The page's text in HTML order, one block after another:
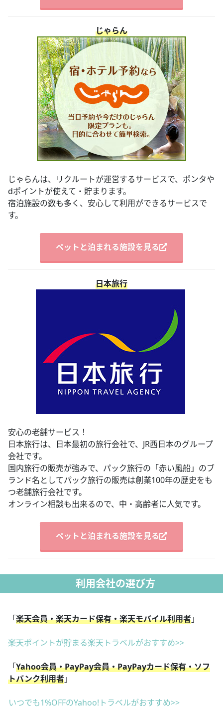
じゃらん
じゃらんは、リクルートが運営するサービスで、ポンタや
dポイントが使えて・貯まります。
宿泊施設の数も多く、安心して利用ができるサービスで
す。
ペットと泊まれる施設を見る
日本旅行
安心の老舗サービス！
日本旅行は、日本最初の旅行会社で、JR西日本のグループ
会社です。
国内旅行の販売が強みで、パック旅行の「赤い風船」のブ
ランド名としてパック旅行の販売は創業100年の歴史をも
つ老舗旅行会社です。
オンライン相談も出来るので、中・高齢者に人気です。
ペットと泊まれる施設を見る
利用会社の選び方
「楽天会員・楽天カード保有・楽天モバイル利用者」
楽天ポイントが貯まる楽天トラベルがおすすめ>>
「Yahoo会員・PayPay会員・PayPayカード保有・ソフ
トバンク利用者」
いつでも1%OFFのYahoo!トラベルがおすすめ>>